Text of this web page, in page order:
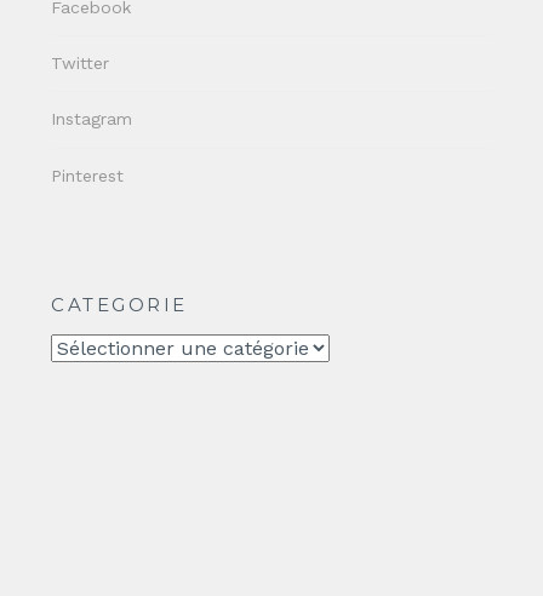
Facebook
Twitter
Instagram
Pinterest
CATEGORIE
CATEGORIE